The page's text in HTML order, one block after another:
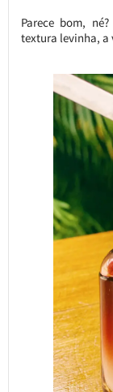
Parece bom,
textura levinha, a